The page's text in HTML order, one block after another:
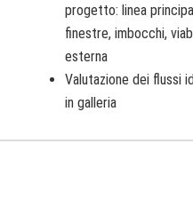
progetto: linea
finestre, imbocchi,
esterna
Valutazione dei flussi
in galleria